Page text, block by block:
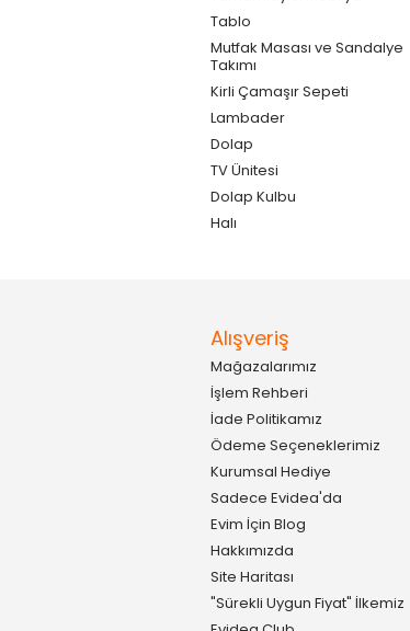
Tablo
Mutfak Masası ve Sandalye
Takımı
Kirli Çamaşır Sepeti
Lambader
Dolap
TV Ünitesi
Dolap Kulbu
Halı
Alışveriş
Mağazalarımız
İşlem Rehberi
İade Politikamız
Ödeme Seçeneklerimiz
Kurumsal Hediye
Sadece Evidea'da
Evim İçin Blog
Hakkımızda
Site Haritası
"Sürekli Uygun Fiyat" İlkemiz